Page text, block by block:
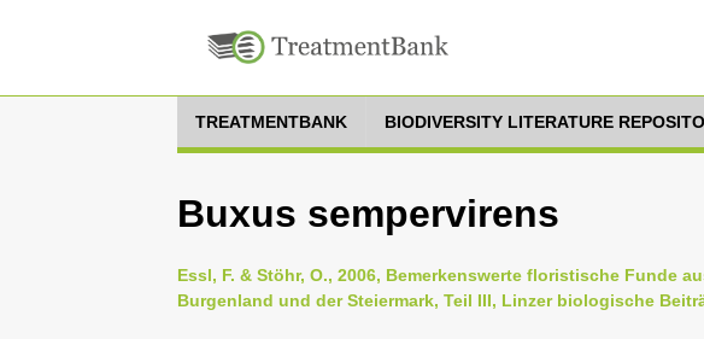
TREATMENTBANK BIODIVERSITY LITERATURE
Buxus sempervirens
Essl, F. & Stöhr, O., 2006, Bemerkenswerte floristische Funde
Burgenland und der Steiermark, Teil III, Linzer biologische